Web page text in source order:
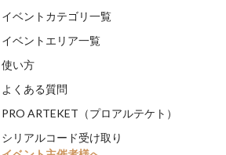
イベントカテゴリ一覧
イベントエリア一覧
使い方
よくある質問
PRO ARTEKET（プロアルテケト）
シリアルコード受け取り